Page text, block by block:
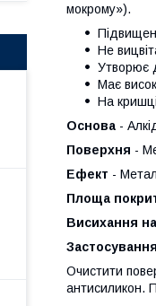
мокрому»).
Не
Утворює
Має
На
Основа -
Поверхня -
Ефект -
Площа
Висихання
Застосування
Очистити
антисиликон.